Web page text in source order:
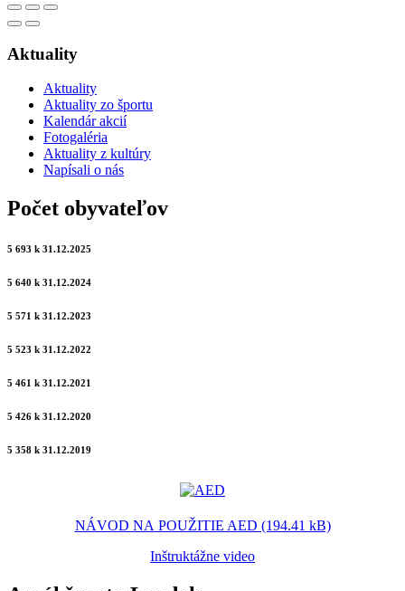
Aktuality
Aktuality
Aktuality zo športu
Kalendár akcií
Fotogaléria
Aktuality z kultúry
Napísali o nás
Počet obyvateľov
5 693 k 31.12.2025
5 640 k 31.12.2024
5 571 k 31.12.2023
5 523 k 31.12.2022
5 461 k 31.12.2021
5 426 k 31.12.2020
5 358 k 31.12.2019
NÁVOD NA POUŽITIE AED (194.41 kB)
Inštruktážne video